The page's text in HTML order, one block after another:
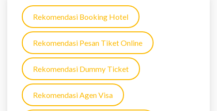
Rekomendasi Booking Hotel
Rekomendasi Pesan Tiket Online
Rekomendasi Dummy Ticket
Rekomendasi Agen Visa